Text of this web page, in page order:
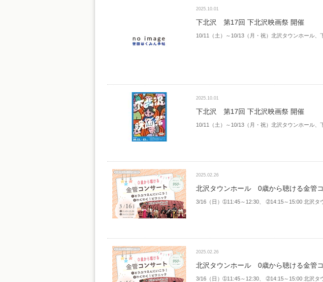
2025.10.01
下北沢 第17回 下北沢映画祭 開催
10/11（土）～10/13（月・祝）北沢タウンホール、
2025.10.01
下北沢 第17回 下北沢映画祭 開催
10/11（土）～10/13（月・祝）北沢タウンホール、
2025.02.26
北沢タウンホール 0歳から聴ける金管
3/16（日）➀11:45～12:30、 ➁14:15～15:00 北沢タ
2025.02.26
北沢タウンホール 0歳から聴ける金管
3/16（日）➀11:45～12:30、 ➁14:15～15:00 北沢タ